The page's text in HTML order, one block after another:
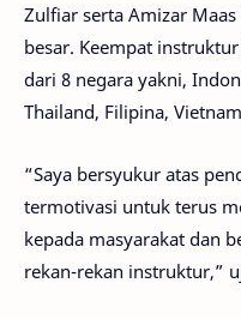
Zulfiar serta Amizar
besar. Keempat
dari 8 negara yakni,
Thailand, Filipina,
“Saya bersyukur atas
termotivasi untuk terus
kepada masyarakat dan
rekan-rekan instruktur,”